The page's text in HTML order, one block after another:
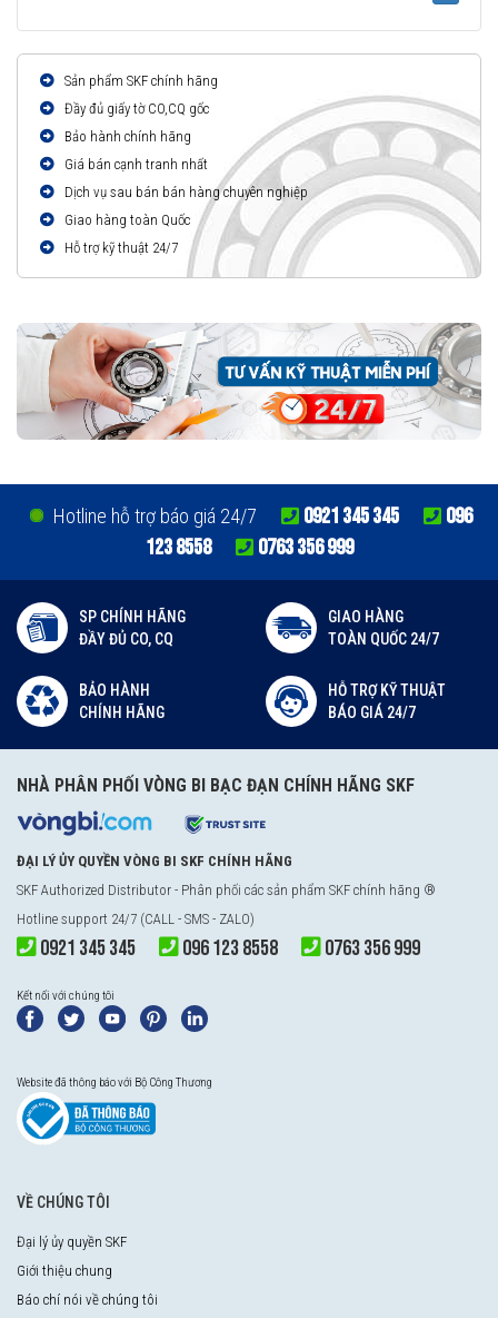
Sản phẩm SKF chính hãng
Đầy đủ giấy tờ CO,CQ gốc
Bảo hành chính hãng
Giá bán cạnh tranh nhất
Dịch vụ sau bán bán hàng chuyên nghiệp
Giao hàng toàn Quốc
Hỗ trợ kỹ thuật 24/7
Hotline hỗ trợ báo giá 24/7 0921 345 345
096
123 8558
0763 356 999
SP CHÍNH HÃNG
ĐẦY ĐỦ CO, CQ
GIAO HÀNG
TOÀN QUỐC 24/7
BẢO HÀNH
CHÍNH HÃNG
HỖ TRỢ KỸ THUẬT
BÁO GIÁ 24/7
NHÀ PHÂN PHỐI VÒNG BI BẠC ĐẠN CHÍNH HÃNG SKF
ĐẠI LÝ ỦY QUYỀN VÒNG BI SKF CHÍNH HÃNG
SKF Authorized Distributor - Phân phối các sản phẩm SKF chính hãng ®
Hotline support 24/7 (CALL - SMS - ZALO)
0921 345 345 096 123 8558 0763 356 999
Kết nối với chúng tôi
Website đã thông báo với Bộ Công Thương
VỀ CHÚNG TÔI
Đại lý ủy quyền SKF
Giới thiệu chung
Báo chí nói về chúng tôi